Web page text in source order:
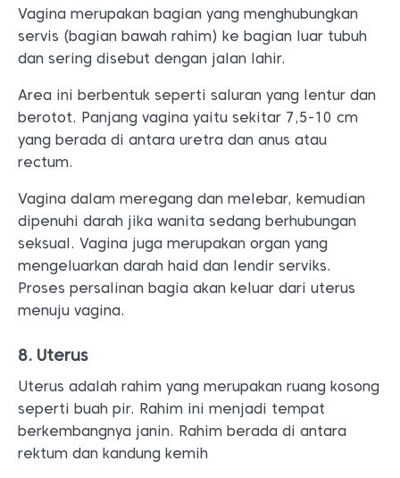
Vagina merupakan bagian yang menghubungkan
servis (bagian bawah rahim) ke bagian luar tubuh
dan sering disebut dengan jalan lahir.
Area ini berbentuk seperti saluran yang lentur dan
berotot. Panjang vagina yaitu sekitar 7,5-10 cm
yang berada di antara uretra dan anus atau
rectum.
Vagina dalam meregang dan melebar, kemudian
dipenuhi darah jika wanita sedang berhubungan
seksual. Vagina juga merupakan organ yang
mengeluarkan darah haid dan lendir serviks.
Proses persalinan bagia akan keluar dari uterus
menuju vagina.
8. Uterus
Uterus adalah rahim yang merupakan ruang kosong
seperti buah pir. Rahim ini menjadi tempat
berkembangnya janin. Rahim berada di antara
rektum dan kandung kemih